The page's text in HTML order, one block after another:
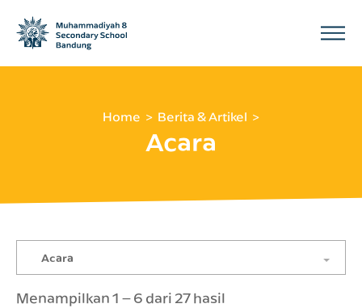
Home Berita & Artikel
Acara
Acara
Menampilkan 1 – 6 dari 27 hasil